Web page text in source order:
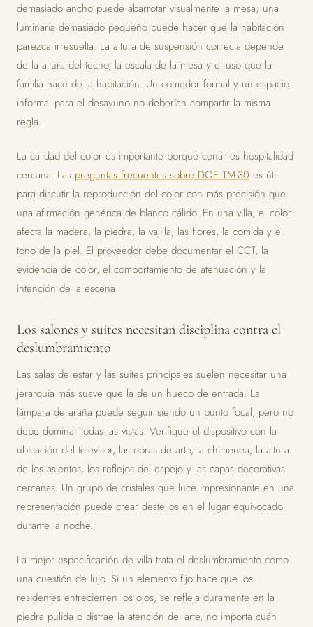
demasiado ancho puede abarrotar visualmente la mesa; una
luminaria demasiado pequeño puede hacer que la habitación
parezca irresuelta. La altura de suspensión correcta depende
de la altura del techo, la escala de la mesa y el uso que la
familia hace de la habitación. Un comedor formal y un espacio
informal para el desayuno no deberían compartir la misma
regla.
La calidad del color es importante porque cenar es hospitalidad
cercana. Las preguntas frecuentes sobre DOE TM-30 es útil
para discutir la reproducción del color con más precisión que
una afirmación genérica de blanco cálido. En una villa, el color
afecta la madera, la piedra, la vajilla, las flores, la comida y el
tono de la piel. El proveedor debe documentar el CCT, la
evidencia de color, el comportamiento de atenuación y la
intención de la escena.
Los salones y suites necesitan disciplina contra el
deslumbramiento
Las salas de estar y las suites principales suelen necesitar una
jerarquía más suave que la de un hueco de entrada. La
lámpara de araña puede seguir siendo un punto focal, pero no
debe dominar todas las vistas. Verifique el dispositivo con la
ubicación del televisor, las obras de arte, la chimenea, la altura
de los asientos, los reflejos del espejo y las capas decorativas
cercanas. Un grupo de cristales que luce impresionante en una
representación puede crear destellos en el lugar equivocado
durante la noche.
La mejor especificación de villa trata el deslumbramiento como
una cuestión de lujo. Si un elemento fijo hace que los
residentes entrecierren los ojos, se refleja duramente en la
piedra pulida o distrae la atención del arte, no importa cuán